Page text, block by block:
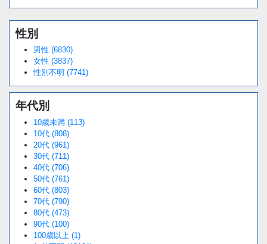
性別
男性 (6830)
女性 (3837)
性別不明 (7741)
年代別
10歳未満 (113)
10代 (808)
20代 (961)
30代 (711)
40代 (706)
50代 (761)
60代 (803)
70代 (790)
80代 (473)
90代 (100)
100歳以上 (1)